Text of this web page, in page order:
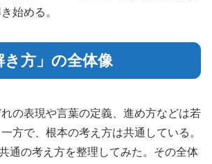
始める。
き方」の全体像
の表現や言葉の定義、進め方などは若
方で、根本の考え方は共通している。
通の考え方を整理してみた。その全体